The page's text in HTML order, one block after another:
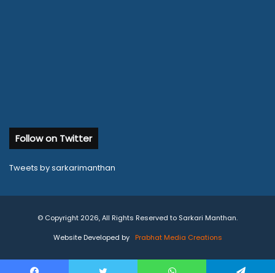
Follow on Twitter
Tweets by sarkarimanthan
© Copyright 2026, All Rights Reserved to Sarkari Manthan.
Website Developed by
Prabhat Media Creations